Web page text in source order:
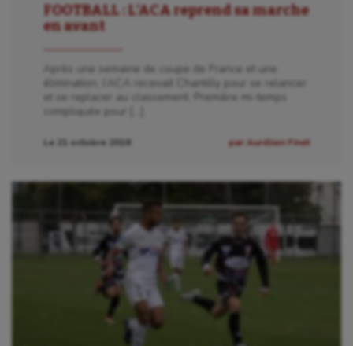
FOOTBALL : L’ACA reprend sa marche
en avant
Après une semaine de coupe de France et une
élimination, l’ACA recevait Chantilly pour se relancer
et se replacer au classement. Première mi-temps
compliquée pour […]
Le 21 octobre 2018 par Aurélien Finet